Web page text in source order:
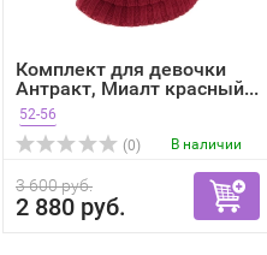
Комплект для девочки
Антракт, Миалт красный...
52-56
(0)
В наличии
3 600 руб.
2 880 руб.